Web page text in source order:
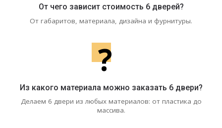
От чего зависит стоимость 6 дверей?
От габаритов, материала, дизайна и фурнитуры.
?
Из какого материала можно заказать 6 двери?
Делаем 6 двери из любых материалов: от пластика до
массива.